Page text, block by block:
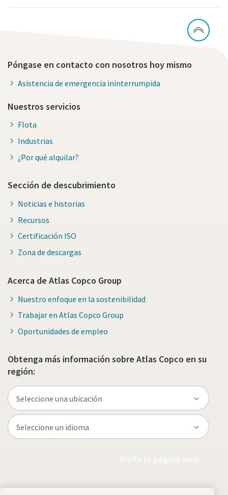
Póngase en contacto con nosotros hoy mismo
Asistencia de emergencia ininterrumpida
Nuestros servicios
Flota
Industrias
¿Por qué alquilar?
Sección de descubrimiento
Noticias e historias
Recursos
Certificación ISO
Zona de descargas
Acerca de Atlas Copco Group
Nuestro enfoque en la sostenibilidad
Trabajar en Atlas Copco Group
Oportunidades de empleo
Obtenga más información sobre Atlas Copco en su
región: